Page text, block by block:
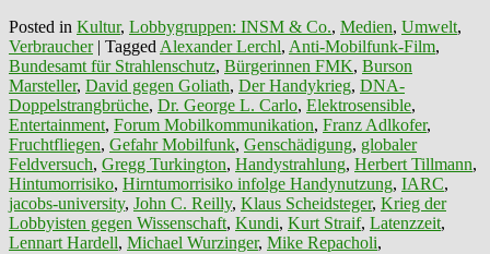
Posted in Kultur, Lobbygruppen: INSM & Co., Medien, Umwelt,
Verbraucher | Tagged Alexander Lerchl, Anti-Mobilfunk-Film,
Bundesamt für Strahlenschutz, Bürgerinnen FMK, Burson
Marsteller, David gegen Goliath, Der Handykrieg, DNA-
Doppelstrangbrüche, Dr. George L. Carlo, Elektrosensible,
Entertainment, Forum Mobilkommunikation, Franz Adlkofer,
Fruchtfliegen, Gefahr Mobilfunk, Genschädigung, globaler
Feldversuch, Gregg Turkington, Handystrahlung, Herbert Tillmann,
Hintumorrisiko, Hirntumorrisiko infolge Handynutzung, IARC,
jacobs-university, John C. Reilly, Klaus Scheidsteger, Krieg der
Lobbyisten gegen Wissenschaft, Kundi, Kurt Straif, Latenzzeit,
Lennart Hardell, Michael Wurzinger, Mike Repacholi,